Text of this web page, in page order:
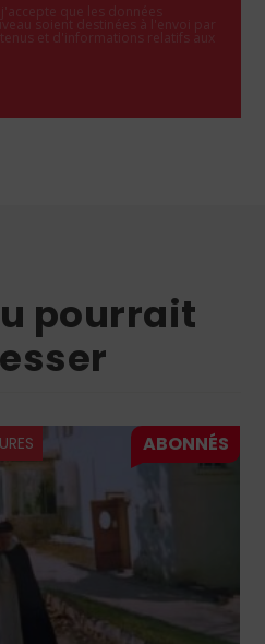
que les données
soient destinées à l'envoi par
et d'informations relatifs aux
pourrait